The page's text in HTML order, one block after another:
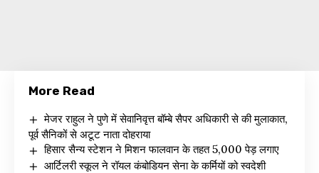
More Read
मेजर राहुल ने पुणे में सेवानिवृत्त बॉम्बे सैपर अधिकारी से की मुलाकात,
पूर्व सैनिकों से अटूट नाता दोहराया
हिसार सैन्य स्टेशन ने मिशन फालवान के तहत 5,000 पेड़ लगाए
आर्टिलरी स्कूल ने रॉयल कंबोडियन सेना के कर्मियों को स्वदेशी